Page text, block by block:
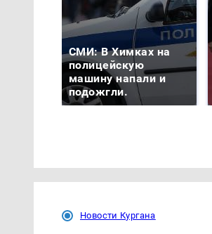
СМИ: В Химках на
полицейскую
машину напали и
подожгли.
Новости Кургана